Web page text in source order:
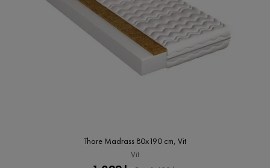
Thore Madrass 80x190 cm, Vit
Vit